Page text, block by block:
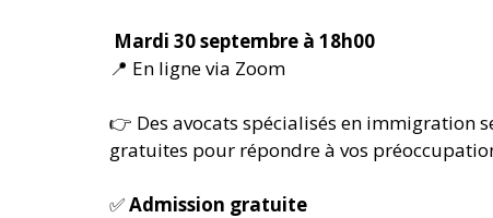
Mardi 30 septembre à 18h00
📍 En ligne via Zoom
👉 Des avocats spécialisés en immigration
gratuites pour répondre à vos
✅ Admission gratuite